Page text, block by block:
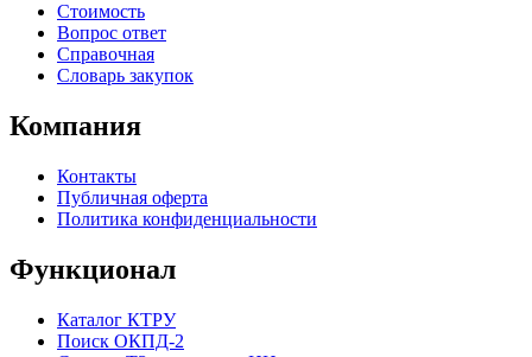
Стоимость
Вопрос ответ
Справочная
Словарь закупок
Компания
Контакты
Публичная оферта
Политика конфиденциальности
Функционал
Каталог КТРУ
Поиск ОКПД-2